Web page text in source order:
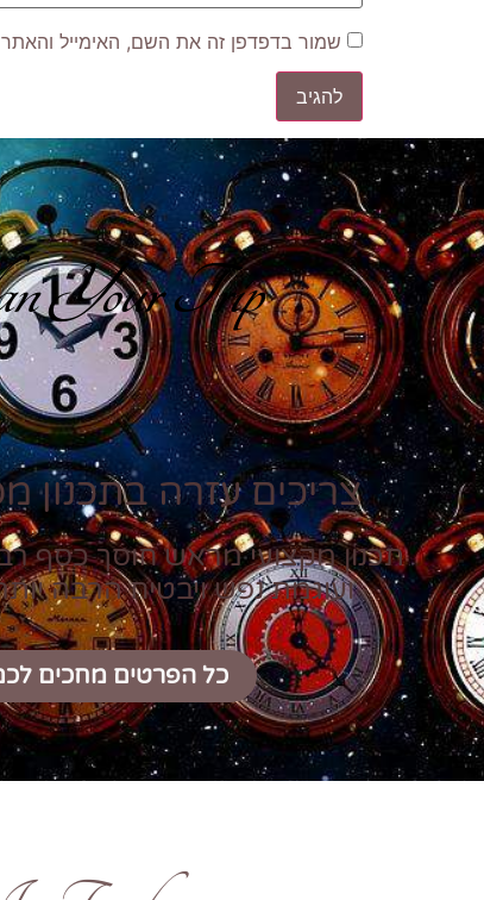
שמור בדפדפן זה את השם, האימייל
Your Trip
צריכים עזרה בתכנון
תכנון מקצועי מראש חוסך כסף
ועוגמת נפש ויבטיח הרבה
כל הפרטים מחכים